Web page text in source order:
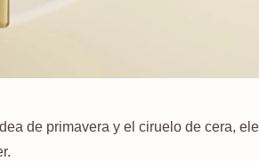
de primavera y el ciruelo de cera,